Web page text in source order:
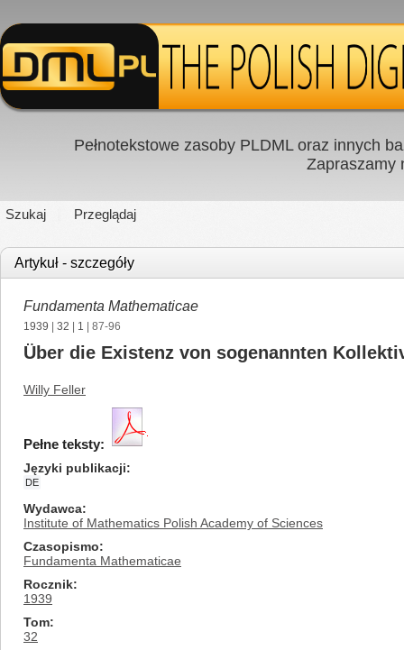
Pełnotekstowe zasoby PLDML oraz innych
Zapraszamy
Szukaj Przeglądaj
Artykuł - szczegóły
Fundamenta Mathematicae
1939 32 1 | 87-96
Über die Existenz von sogenannten
Willy Feller
Pełne teksty:
Języki publikacji
DE
Wydawca
Institute of Mathematics Polish Academy of Sciences
Czasopismo
Fundamenta Mathematicae
Rocznik
1939
Tom
32